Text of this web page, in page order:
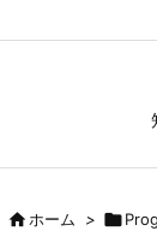
ホーム > 